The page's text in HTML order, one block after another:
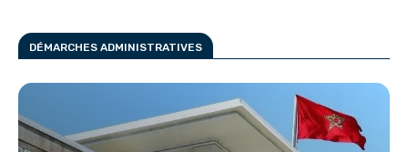
DÉMARCHES ADMINISTRATIVES